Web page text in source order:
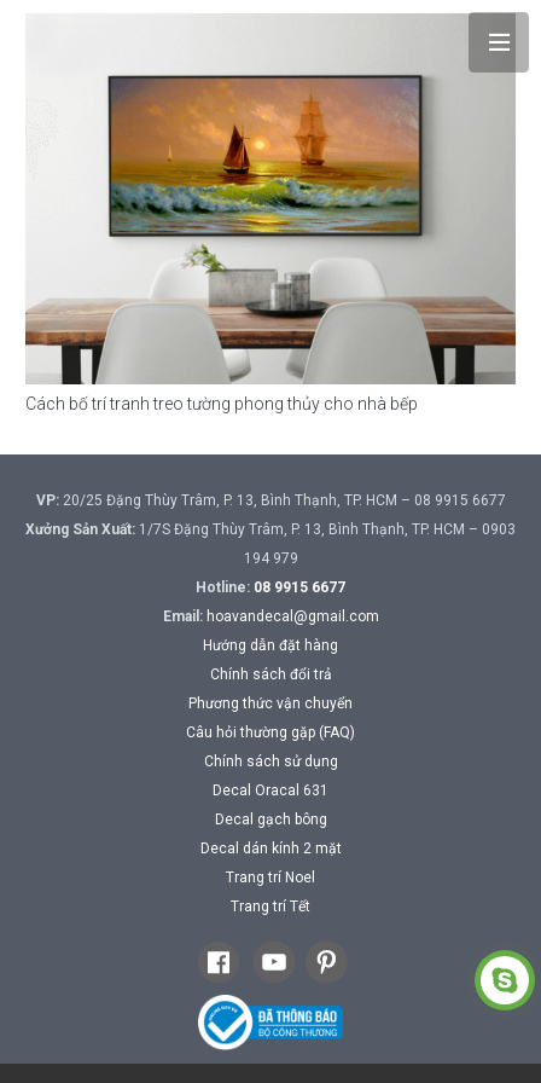
Cách bố trí tranh treo tường phong thủy cho nhà bếp
VP:20/25 Đặng Thùy Trâm, P. 13, Bình Thạnh, TP. HCM – 08 9915 6677
Xưởng Sản Xuất: 1/7S Đặng Thùy Trâm, P. 13, Bình Thạnh, TP. HCM – 0903
194 979
Hotline: 08 9915 6677
Email: hoavandecal@gmail.com
Hướng dẫn đặt hàng
Chính sách đổi trả
Phương thức vận chuyển
Câu hỏi thường gặp (FAQ)
Chính sách sử dụng
Decal Oracal 631
Decal gạch bông
Decal dán kính 2 mặt
Trang trí Noel
Trang trí Tết